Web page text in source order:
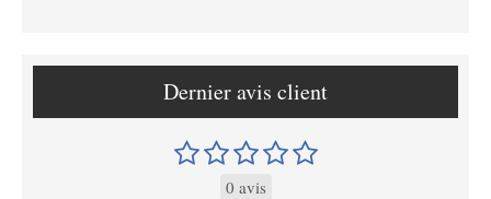
Dernier avis client
0 avis